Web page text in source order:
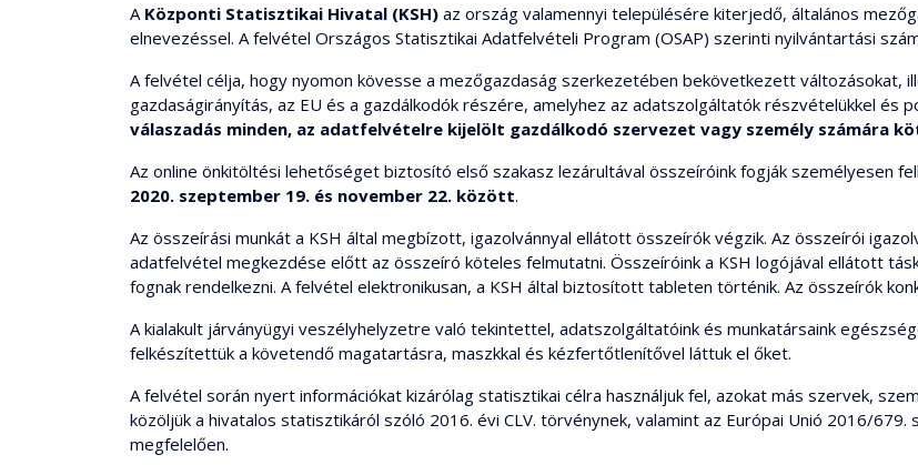
A Központi Statisztikai Hivatal (KSH) az ország valamennyi településére kiterjedő, általános
elnevezéssel. A felvétel Országos Statisztikai Adatfelvételi Program (OSAP) szerinti nyilvántartási
A felvétel célja, hogy nyomon kövesse a mezőgazdaság szerkezetében bekövetkezett változásokat,
gazdaságirányítás, az EU és a gazdálkodók részére, amelyhez az adatszolgáltatók részvételükkel és
válaszadás minden, az adatfelvételre kijelölt gazdálkodó szervezet vagy személy számára
Az online önkitöltési lehetőséget biztosító első szakasz lezárultával összeíróink fogják személyesen
2020. szeptember 19. és november 22. között.
Az összeírási munkát a KSH által megbízott, igazolvánnyal ellátott összeírók végzik. Az összeírói
adatfelvétel megkezdése előtt az összeíró köteles felmutatni. Összeíróink a KSH logójával ellátott
fognak rendelkezni. A felvétel elektronikusan, a KSH által biztosított tableten történik. Az összeírók
A kialakult járványügyi veszélyhelyzetre való tekintettel, adatszolgáltatóink és munkatársaink
felkészítettük a követendő magatartásra, maszkkal és kézfertőtlenítővel láttuk el őket.
A felvétel során nyert információkat kizárólag statisztikai célra használjuk fel, azokat más szervek,
közöljük a hivatalos statisztikáról szóló 2016. évi CLV. törvénynek, valamint az Európai Unió 2016/679.
megfelelően.